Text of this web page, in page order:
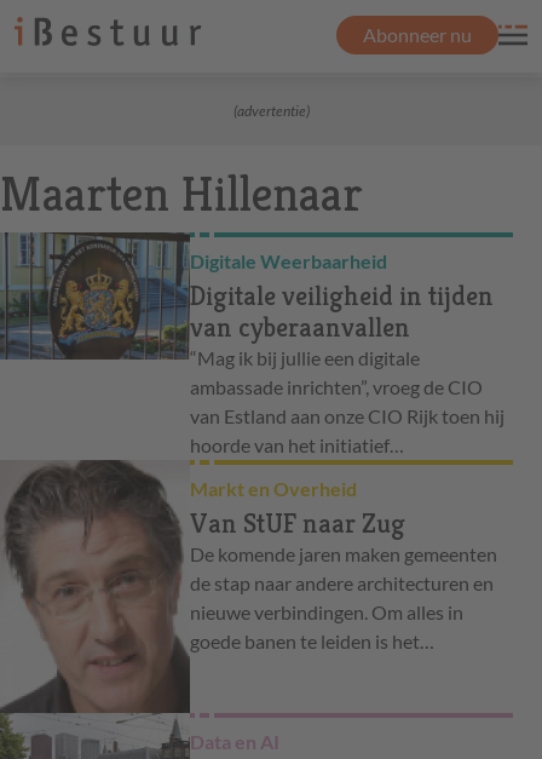
Abonneer nu
(advertentie)
Maarten Hillenaar
Digitale Weerbaarheid
Digitale veiligheid in tijden
van cyberaanvallen
“Mag ik bij jullie een digitale
ambassade inrichten”, vroeg de CIO
van Estland aan onze CIO Rijk toen hij
hoorde van het initiatief…
Markt en Overheid
Van StUF naar Zug
De komende jaren maken gemeenten
de stap naar andere architecturen en
nieuwe verbindingen. Om alles in
goede banen te leiden is het…
Data en AI